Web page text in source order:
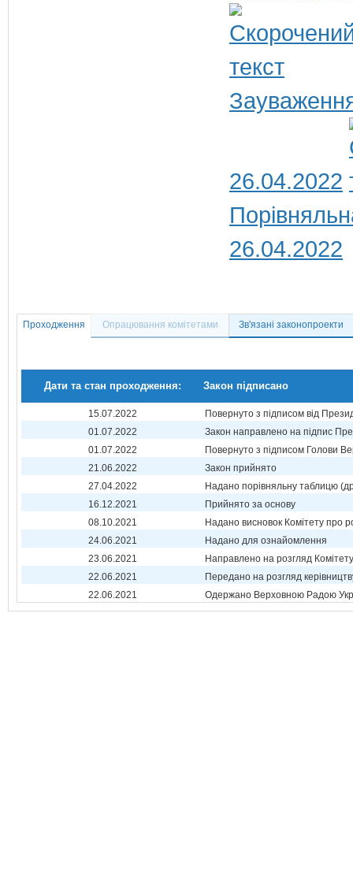
26.04.2022
26.04.2022
Проходження Опрацювання комітетами Зв'язані законопроекти
Дати та стан проходження: Закон підписано
15.07.2022
Повернуто з підписом від
01.07.2022
Закон направлено на підпис
01.07.2022
Повернуто з підписом Голови
21.06.2022
Закон прийнято
27.04.2022
Надано порівняльну таблицю
16.12.2021
Прийнято за основу
08.10.2021
Надано висновок Комітету про
24.06.2021
Надано для ознайомлення
23.06.2021
Направлено на розгляд Комітету
22.06.2021
Передано на розгляд
22.06.2021
Одержано Верховною Радою